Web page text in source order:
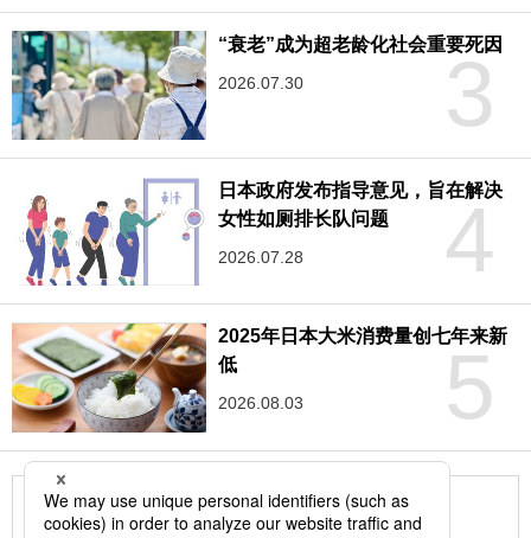
3
“衰老”成为超老龄化社会重要死因
2026.07.30
4
日本政府发布指导意见，旨在解决
女性如厕排长队问题
2026.07.28
5
2025年日本大米消费量创七年来新
低
2026.08.03
更多